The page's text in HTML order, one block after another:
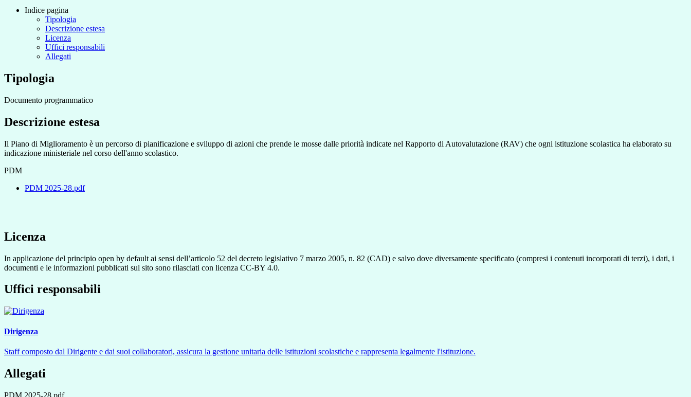
Indice pagina
Tipologia
Descrizione estesa
Licenza
Uffici responsabili
Allegati
Tipologia
Documento programmatico
Descrizione estesa
Il Piano di Miglioramento è un percorso di pianificazione e sviluppo di azioni che prende le mosse dalle priorità indicate nel Rapporto di Autovalutazione (RAV) che ogni istituzione scolastica ha elaborato su
indicazione ministeriale nel corso dell'anno scolastico.
PDM
PDM 2025-28.pdf
Licenza
In applicazione del principio open by default ai sensi dell’articolo 52 del decreto legislativo 7 marzo 2005, n. 82 (CAD) e salvo dove diversamente specificato (compresi i contenuti incorporati di terzi), i dati, i
documenti e le informazioni pubblicati sul sito sono rilasciati con licenza CC-BY 4.0.
Uffici responsabili
Dirigenza
Staff composto dal Dirigente e dai suoi collaboratori, assicura la gestione unitaria delle istituzioni scolastiche e rappresenta legalmente l'istituzione.
Allegati
PDM 2025-28.pdf